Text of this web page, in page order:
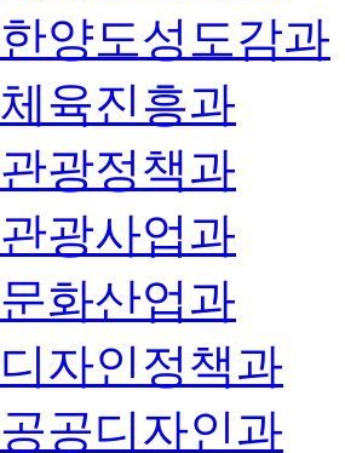
한양도성도감과
체육진흥과
관광정책과
관광사업과
문화산업과
디자인정책과
공공디자인과